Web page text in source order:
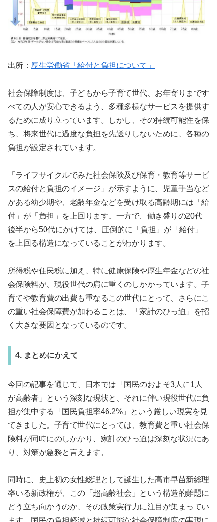
出所： 厚生労働省「給付と負担について」
社会保障制度は、子どもから子育て世代、お年寄りまです
べての人が安心できるよう、多種多様なサービスを提供す
るために成り立っています。しかし、その持続可能性を保
ち、将来世代に過度な負担を先送りしないために、各種の
負担が設定されています。
「ライフサイクルでみた社会保険及び保育・教育等サービ
スの給付と負担のイメージ」が示すように、児童手当など
がある幼少期や、老齢年金などを受け取る高齢期には「給
付」が「負担」を上回ります。一方で、働き盛りの20代
後半から50代にかけては、圧倒的に「負担」が「給付」
を上回る構造になっていることがわかります。
所得税や住民税に加え、特に健康保険や厚生年金などの社
会保険料が、現役世代の肩に重くのしかかっています。子
育てや教育費の出費も重なるこの世代にとって、さらにこ
の重い社会保障費が加わることは、「家計のひっ迫」を招
く大きな要因となっているのです。
4. まとめにかえて
今回の記事を通じて、日本では「国民のおよそ3人に1人
が高齢者」という深刻な現状と、それに伴い現役世代に負
担が集中する「国民負担率46.2%」という厳しい現実を見
てきました。子育て世代にとっては、教育費と重い社会保
険料が同時にのしかかり、家計のひっ迫は深刻な状況にあ
り、対策が急務と言えます。
同時に、史上初の女性総理として誕生した高市早苗新総理
率いる新政権が、この「超高齢社会」という構造的難題に
どう立ち向かうのか、その政策実行力に注目が集まってい